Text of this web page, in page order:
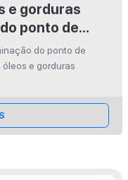
ponto de
do ponto de
e gorduras